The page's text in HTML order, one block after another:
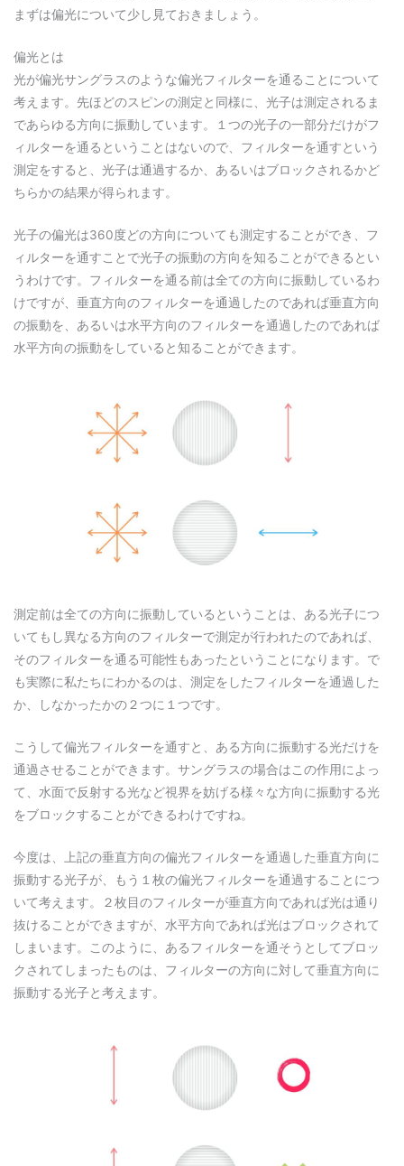
まずは偏光について少し見ておきましょう。
偏光とは
光が偏光サングラスのような偏光フィルターを通ることについて
考えます。先ほどのスピンの測定と同様に、光子は測定されるま
であらゆる方向に振動しています。１つの光子の一部分だけがフ
ィルターを通るということはないので、フィルターを通すという
測定をすると、光子は通過するか、あるいはブロックされるかど
ちらかの結果が得られます。
光子の偏光は360度どの方向についても測定することができ、フ
ィルターを通すことで光子の振動の方向を知ることができるとい
うわけです。フィルターを通る前は全ての方向に振動しているわ
けですが、垂直方向のフィルターを通過したのであれば垂直方向
の振動を、あるいは水平方向のフィルターを通過したのであれば
水平方向の振動をしていると知ることができます。
測定前は全ての方向に振動しているということは、ある光子につ
いてもし異なる方向のフィルターで測定が行われたのであれば、
そのフィルターを通る可能性もあったということになります。で
も実際に私たちにわかるのは、測定をしたフィルターを通過した
か、しなかったかの２つに１つです。
こうして偏光フィルターを通すと、ある方向に振動する光だけを
通過させることができます。サングラスの場合はこの作用によっ
て、水面で反射する光など視界を妨げる様々な方向に振動する光
をブロックすることができるわけですね。
今度は、上記の垂直方向の偏光フィルターを通過した垂直方向に
振動する光子が、もう１枚の偏光フィルターを通過することにつ
いて考えます。２枚目のフィルターが垂直方向であれば光は通り
抜けることができますが、水平方向であれば光はブロックされて
しまいます。このように、あるフィルターを通そうとしてブロッ
クされてしまったものは、フィルターの方向に対して垂直方向に
振動する光子と考えます。